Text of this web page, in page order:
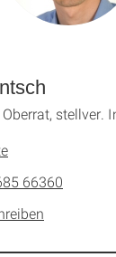
stellver.
66360